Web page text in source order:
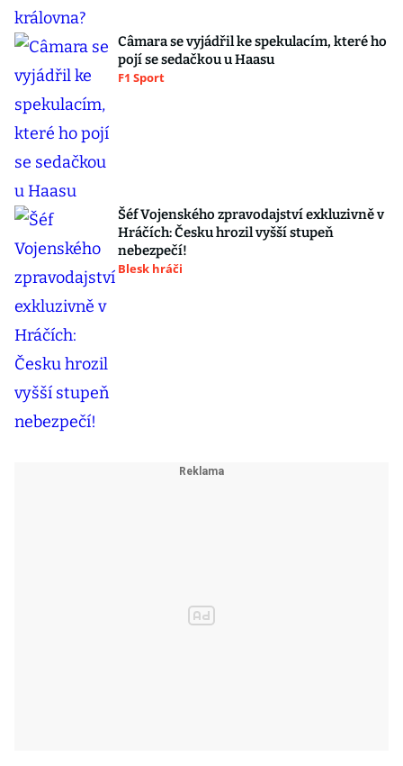
Câmara se vyjádřil ke spekulacím, které ho
pojí se sedačkou u Haasu
F1 Sport
Šéf Vojenského zpravodajství exkluzivně v
Hráčích: Česku hrozil vyšší stupeň
nebezpečí!
Blesk hráči